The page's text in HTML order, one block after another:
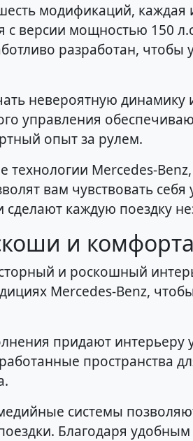
модификаций, каждая
с версии мощностью 150
разработан, чтобы
невероятную динамику
управления
опыт за рулем.
Mercedes-Benz,
вам чувствовать
сделают каждую поездку
и комфорта
и роскошный
Mercedes-Benz,
придают интерьеру
пространства
системы
Благодаря